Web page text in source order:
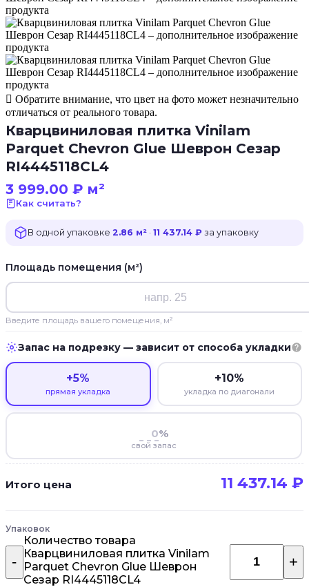
Обратите внимание, что цвет на фото может незначительно
отличаться от реального товара.
Кварцвиниловая плитка Vinilam
Parquet Chevron Glue Шеврон Сезар
RI4445118CL4
3 999.00 ₽ м²
Как считать?
В одной упаковке 2.86 м² · 11 437.14 ₽ за упаковку
Площадь помещения (м²)
Введите площадь вашего помещения, м²
Запас на подрезку — зависит от способа укладки
+5%
прямая укладка
+10%
укладка по диагонали
%
свой запас
Итого цена 11 437.14 ₽
Упаковок
Количество товара
Кварцвиниловая плитка Vinilam
Parquet Chevron Glue Шеврон
Сезар RI4445118CL4